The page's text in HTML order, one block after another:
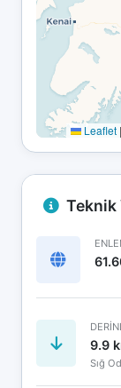
Leaflet |
Teknik
9.9
Sığ